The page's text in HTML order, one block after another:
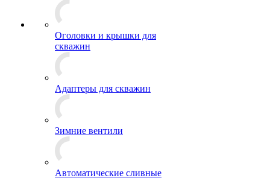
Оголовки и крышки для
скважин
Адаптеры для скважин
Зимние вентили
Автоматические сливные